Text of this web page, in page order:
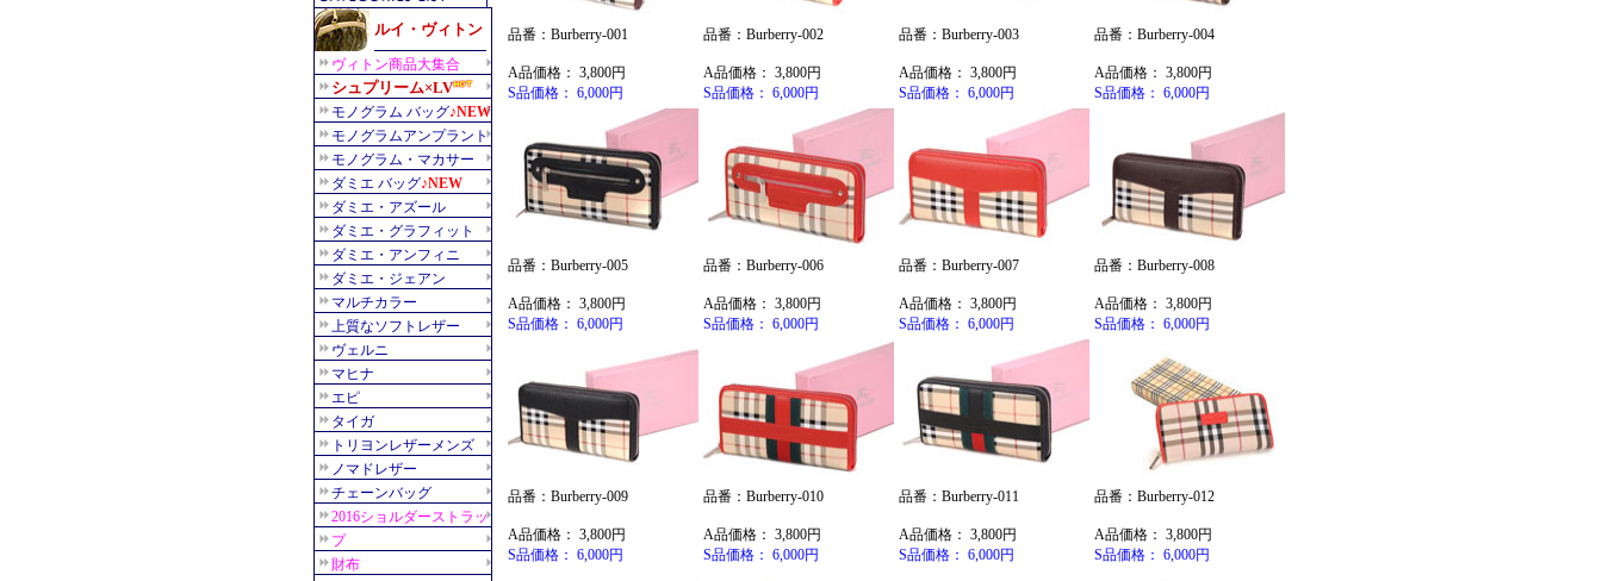
品番：Burberry-001
A品価格： 3,800円
S品価格： 6,000円
品番：Burberry-002
A品価格： 3,800円
S品価格： 6,000円
品番：Burberry-003
A品価格： 3,800円
S品価格： 6,000円
品番：Burberry-004
A品価格： 3,800円
S品価格： 6,000円
品番：Burberry-005
A品価格： 3,800円
S品価格： 6,000円
品番：Burberry-006
A品価格： 3,800円
S品価格： 6,000円
品番：Burberry-007
A品価格： 3,800円
S品価格： 6,000円
品番：Burberry-008
A品価格： 3,800円
S品価格： 6,000円
品番：Burberry-009
A品価格： 3,800円
S品価格： 6,000円
品番：Burberry-010
A品価格： 3,800円
S品価格： 6,000円
品番：Burberry-011
A品価格： 3,800円
S品価格： 6,000円
品番：Burberry-012
A品価格： 3,800円
S品価格： 6,000円